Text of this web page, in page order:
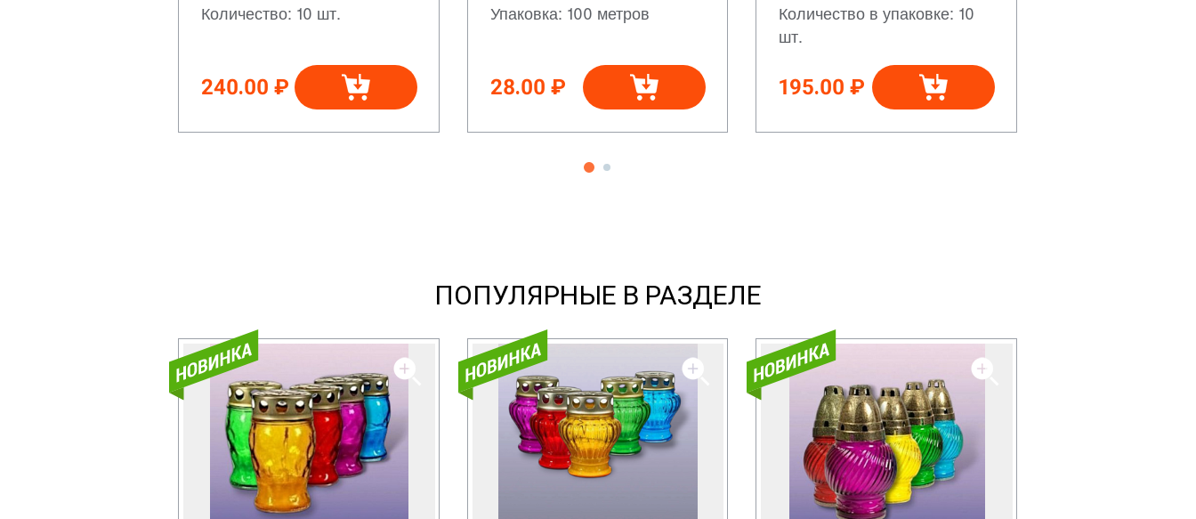
Количество: 10 шт.
240.00 ₽
Упаковка: 100 метров
28.00 ₽
Количество в упаковке: 10
шт.
195.00 ₽
ПОПУЛЯРНЫЕ В РАЗДЕЛЕ